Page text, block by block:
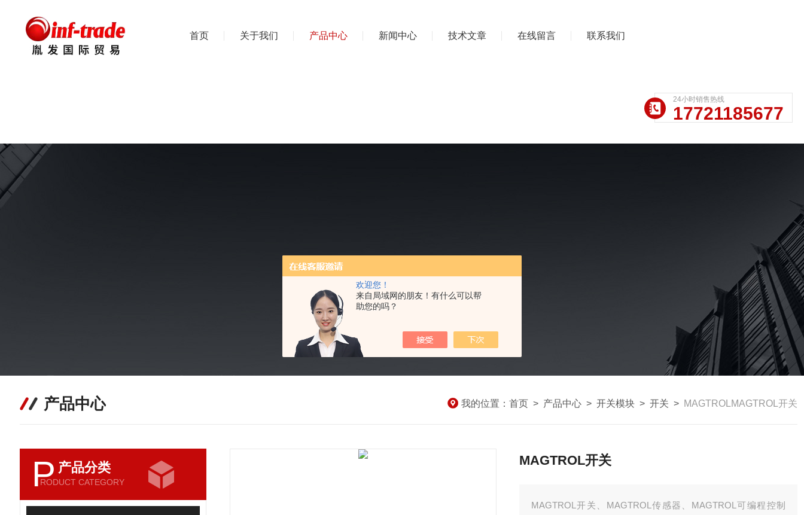
欢迎您！
来自局域网的朋友！有什么可以帮
助您的吗？
首页 关于我们 产品中心 新闻中心 技术文章 在线留言 联系我们
24小时销售热线
17721185677
产品中心 我的位置： 首页 > 产品中心 > 开关模块 > 开关 > MAGTROLMAGTROL开关
P 产品分类
RODUCT CATEGORY
MAGTROL开关
MAGTROL开关、MAGTROL传感器、MAGTROL可编程控制